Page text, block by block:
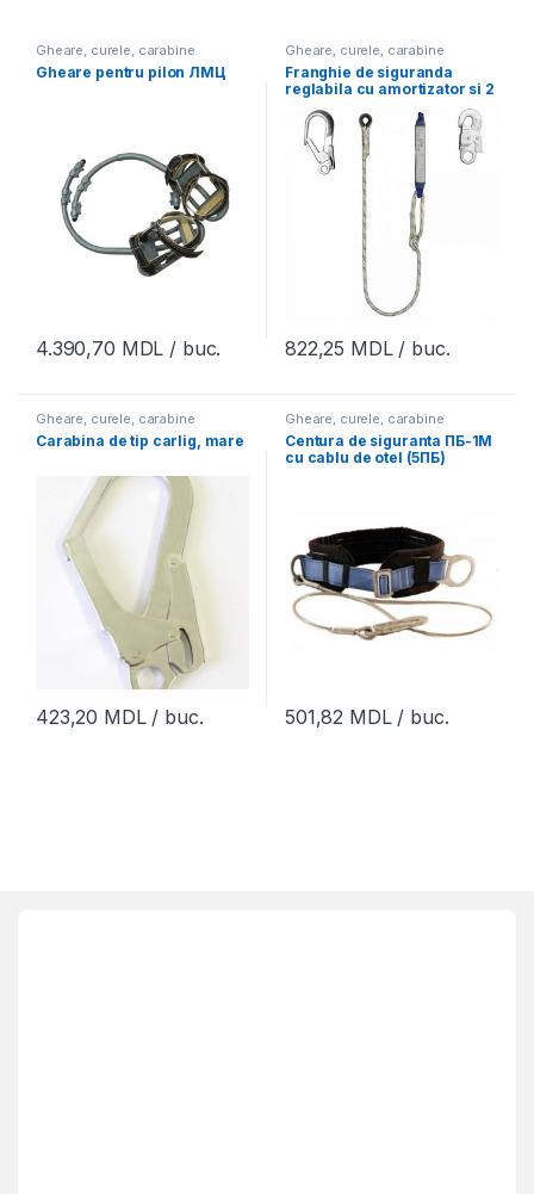
Gheare, curele, carabine
Gheare pentru pilon ЛМЦ
4.390,70 MDL / buc.
Gheare, curele, carabine
Franghie de siguranda
reglabila cu amortizator si 2
822,25 MDL/ buc.
Gheare, curele, carabine
Carabina de tip carlig, mare
423,20 MDL/ buc.
Gheare, curele, carabine
Centura de siguranta ПБ-1М
cu cablu de otel (5ПБ)
501,82 MDL/ buc.